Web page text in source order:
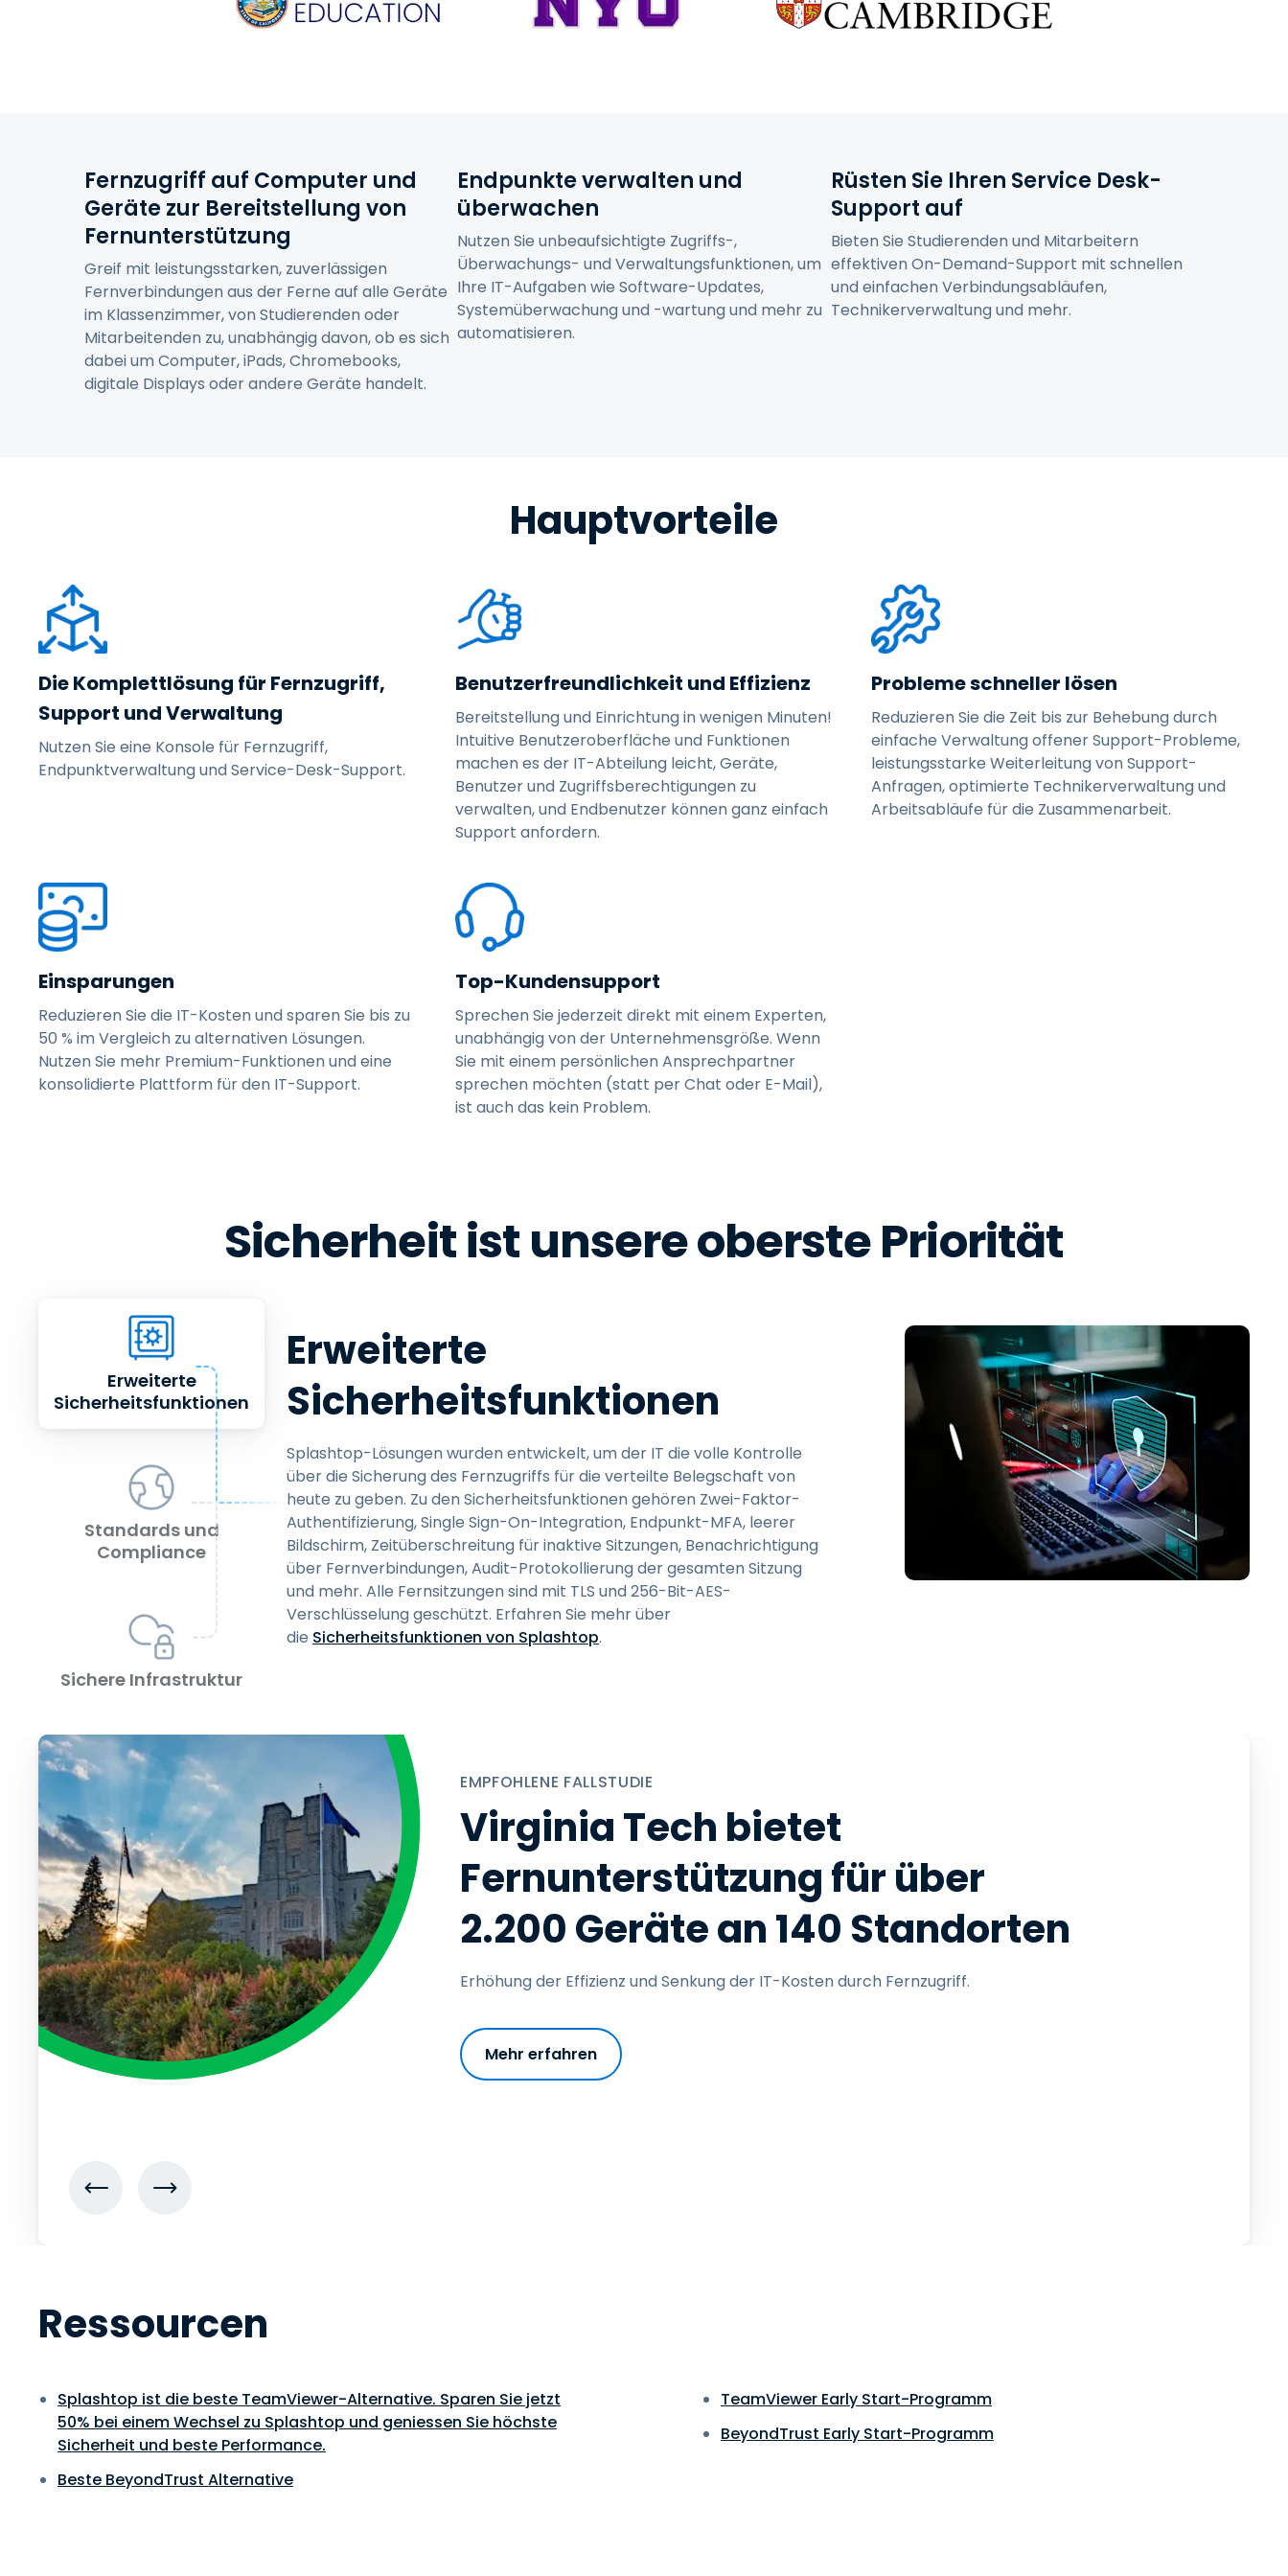
Fernzugriff auf Computer und
Geräte zur Bereitstellung von
Fernunterstützung
Greif mit leistungsstarken, zuverlässigen
Fernverbindungen aus der Ferne auf alle Geräte
im Klassenzimmer, von Studierenden oder
Mitarbeitenden zu, unabhängig davon, ob es sich
dabei um Computer, iPads, Chromebooks,
digitale Displays oder andere Geräte handelt.
Endpunkte verwalten und
überwachen
Nutzen Sie unbeaufsichtigte Zugriffs-,
Überwachungs- und Verwaltungsfunktionen, um
Ihre IT-Aufgaben wie Software-Updates,
Systemüberwachung und -wartung und mehr zu
automatisieren.
Rüsten Sie Ihren Service Desk-
Support auf
Bieten Sie Studierenden und Mitarbeitern
effektiven On-Demand-Support mit schnellen
und einfachen Verbindungsabläufen,
Technikerverwaltung und mehr.
Hauptvorteile
Die Komplettlösung für Fernzugriff,
Support und Verwaltung
Nutzen Sie eine Konsole für Fernzugriff,
Endpunktverwaltung und Service-Desk-Support.
Benutzerfreundlichkeit und Effizienz
Bereitstellung und Einrichtung in wenigen Minuten!
Intuitive Benutzeroberfläche und Funktionen
machen es der IT-Abteilung leicht, Geräte,
Benutzer und Zugriffsberechtigungen zu
verwalten, und Endbenutzer können ganz einfach
Support anfordern.
Probleme schneller lösen
Reduzieren Sie die Zeit bis zur Behebung durch
einfache Verwaltung offener Support-Probleme,
leistungsstarke Weiterleitung von Support-
Anfragen, optimierte Technikerverwaltung und
Arbeitsabläufe für die Zusammenarbeit.
Einsparungen
Reduzieren Sie die IT-Kosten und sparen Sie bis zu
50 % im Vergleich zu alternativen Lösungen.
Nutzen Sie mehr Premium-Funktionen und eine
konsolidierte Plattform für den IT-Support.
Top-Kundensupport
Sprechen Sie jederzeit direkt mit einem Experten,
unabhängig von der Unternehmensgröße. Wenn
Sie mit einem persönlichen Ansprechpartner
sprechen möchten (statt per Chat oder E-Mail),
ist auch das kein Problem.
Sicherheit ist unsere oberste Priorität
Erweiterte
Sicherheitsfunktionen
Standards und
Compliance
Sichere Infrastruktur
Erweiterte
Sicherheitsfunktionen
Splashtop-Lösungen wurden entwickelt, um der IT die volle Kontrolle
über die Sicherung des Fernzugriffs für die verteilte Belegschaft von
heute zu geben. Zu den Sicherheitsfunktionen gehören Zwei-Faktor-
Authentifizierung, Single Sign-On-Integration, Endpunkt-MFA, leerer
Bildschirm, Zeitüberschreitung für inaktive Sitzungen, Benachrichtigung
über Fernverbindungen, Audit-Protokollierung der gesamten Sitzung
und mehr. Alle Fernsitzungen sind mit TLS und 256-Bit-AES-
Verschlüsselung geschützt. Erfahren Sie mehr über
die Sicherheitsfunktionen von Splashtop.
EMPFOHLENE FALLSTUDIE
Virginia Tech bietet
Fernunterstützung für über
2.200 Geräte an 140 Standorten
Erhöhung der Effizienz und Senkung der IT-Kosten durch Fernzugriff.
Mehr erfahren
Ressourcen
Splashtop ist die beste TeamViewer-Alternative. Sparen Sie jetzt
50% bei einem Wechsel zu Splashtop und geniessen Sie höchste
Sicherheit und beste Performance.
Beste BeyondTrust Alternative
TeamViewer Early Start-Programm
BeyondTrust Early Start-Programm